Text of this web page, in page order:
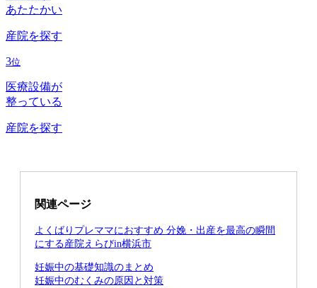
あたたかい
産院を探す
3位
医療設備が
整っている
産院を探す
関連ページ
よくばりプレママにおすすめ 分娩・出産を最高の瞬間
にする産院えらびin横浜市
妊娠中の基礎知識のまとめ
妊娠中のむくみの原因と対策